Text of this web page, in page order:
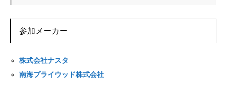
参加メーカー
株式会社ナスタ
南海プライウッド株式会社